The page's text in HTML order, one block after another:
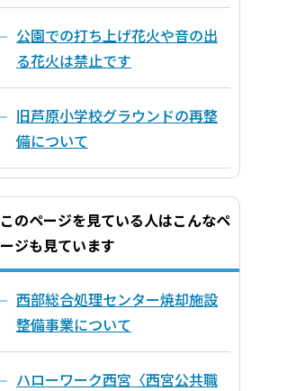
公園での打ち上げ花火や音の出
る花火は禁止です
旧芦原小学校グラウンドの再整
備について
このページを見ている人はこんなペ
ージも見ています
西部総合処理センター焼却施設
整備事業について
ハローワーク西宮〈西宮公共職